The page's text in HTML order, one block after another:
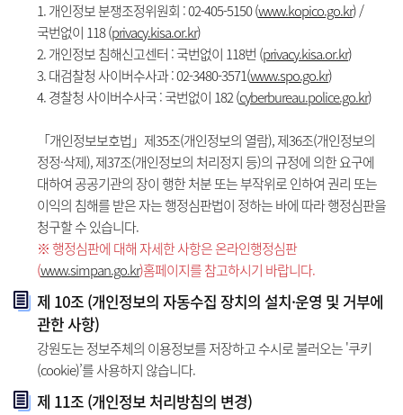
1. 개인정보 분쟁조정위원회 : 02-405-5150 (www.kopico.go.kr) /
국번없이 118 (privacy.kisa.or.kr)
2. 개인정보 침해신고센터 : 국번없이 118번 (privacy.kisa.or.kr)
3. 대검찰청 사이버수사과 : 02-3480-3571(www.spo.go.kr)
4. 경찰청 사이버수사국 : 국번없이 182 (cyberbureau.police.go.kr)
「개인정보보호법」제35조(개인정보의 열람), 제36조(개인정보의
정정·삭제), 제37조(개인정보의 처리정지 등)의 규정에 의한 요구에
대하여 공공기관의 장이 행한 처분 또는 부작위로 인하여 권리 또는
이익의 침해를 받은 자는 행정심판법이 정하는 바에 따라 행정심판을
청구할 수 있습니다.
※ 행정심판에 대해 자세한 사항은 온라인행정심판
(www.simpan.go.kr)홈페이지를 참고하시기 바랍니다.
제 10조 (개인정보의 자동수집 장치의 설치·운영 및 거부에
관한 사항)
강원도는 정보주체의 이용정보를 저장하고 수시로 불러오는 '쿠키
(cookie)’를 사용하지 않습니다.
제 11조 (개인정보 처리방침의 변경)